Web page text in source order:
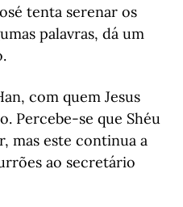
tenta serenar os
palavras, dá um
com quem Jesus
Percebe-se que Shéu
mas este continua a
ao secretário